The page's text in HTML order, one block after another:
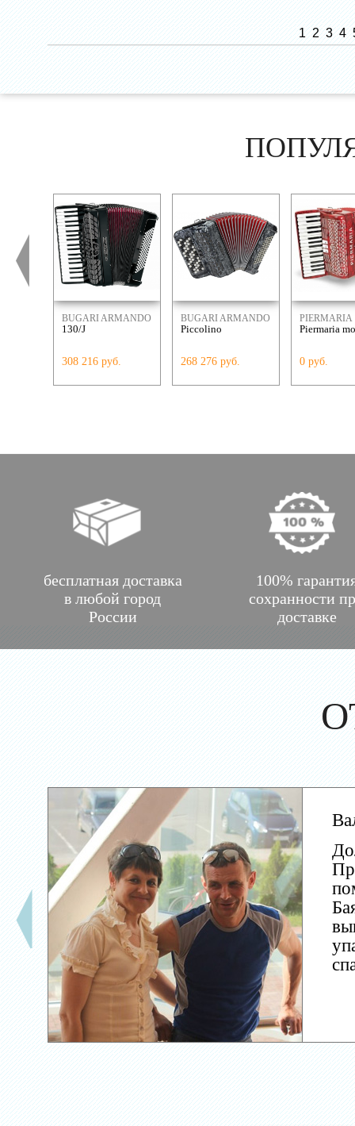
1 2 3 4
BUGARI ARMANDO
130/J
308 216 руб.
BUGARI ARMANDO
Piccolino
268 276 руб.
PIERMARIA
Piermaria
0 руб.
бесплатная доставка
в любой город
России
100%
сохранности
доставке